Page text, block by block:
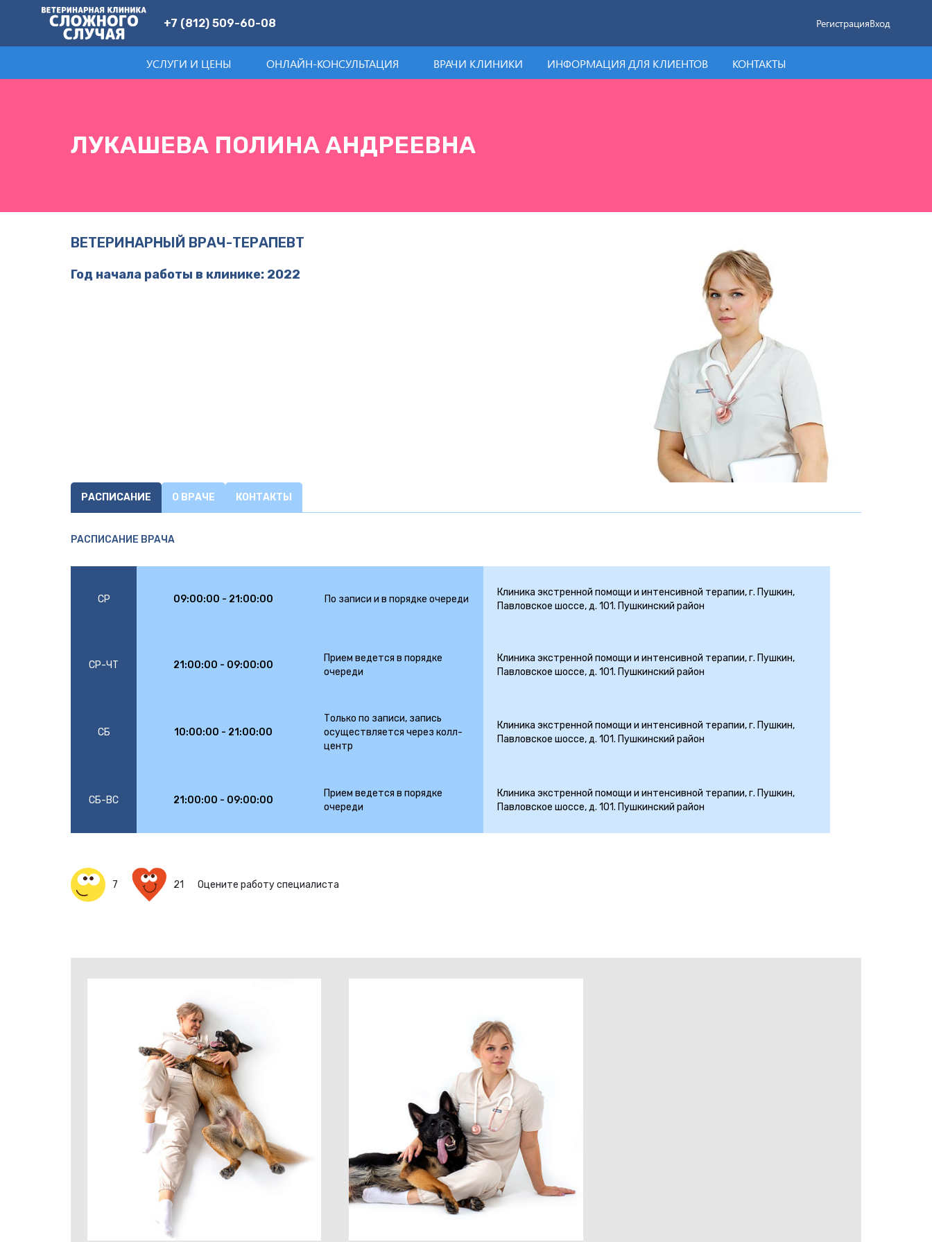
+7 (812) 509-60-08 РегистрацияВход
УСЛУГИ И ЦЕНЫ ОНЛАЙН-КОНСУЛЬТАЦИЯ ВРАЧИ КЛИНИКИ ИНФОРМАЦИЯ ДЛЯ КЛИЕНТОВ КОНТАКТЫ
ЛУКАШЕВА ПОЛИНА АНДРЕЕВНА
ВЕТЕРИНАРНЫЙ ВРАЧ-ТЕРАПЕВТ
Год начала работы в клинике: 2022
РАСПИСАНИЕ О ВРАЧЕ КОНТАКТЫ
РАСПИСАНИЕ ВРАЧА
СР 09:00:00 - 21:00:00 По записи и в порядке очереди
Клиника экстренной помощи и интенсивной терапии, г. Пушкин,
Павловское шоссе, д. 101. Пушкинский район
СР-ЧТ 21:00:00 - 09:00:00
Прием ведется в порядке
очереди
Клиника экстренной помощи и интенсивной терапии, г. Пушкин,
Павловское шоссе, д. 101. Пушкинский район
СБ 10:00:00 - 21:00:00
Только по записи, запись
осуществляется через колл-
центр
Клиника экстренной помощи и интенсивной терапии, г. Пушкин,
Павловское шоссе, д. 101. Пушкинский район
СБ-ВС 21:00:00 - 09:00:00
Прием ведется в порядке
очереди
Клиника экстренной помощи и интенсивной терапии, г. Пушкин,
Павловское шоссе, д. 101. Пушкинский район
7 21 Оцените работу специалиста